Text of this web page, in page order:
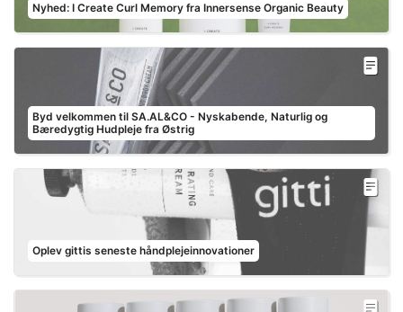
Nyhed: I Create Curl Memory fra Innersense Organic Beauty
Byd velkommen til SA.AL&CO - Nyskabende, Naturlig og
Bæredygtig Hudpleje fra Østrig
Oplev gittis seneste håndplejeinnovationer